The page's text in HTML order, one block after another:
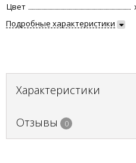
Цвет
Подробные характеристики
Характеристики
Отзывы 0